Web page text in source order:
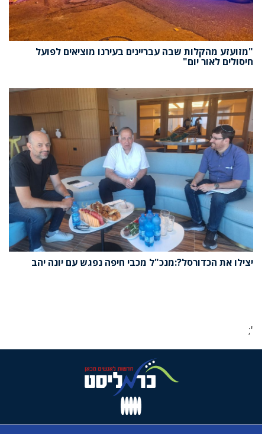
"מזועזע מהקלות שבה עבריינים בעירנו מוציאים לפועל
חיסולים לאור יום"
יצילו את הכדורסל?:מנכ"ל מכבי חיפה נפגש עם יונה יהב
';